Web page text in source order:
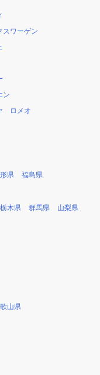
スワーゲン
ン
ロメオ
県 福島県
栃木県 群馬県 山梨県
山県